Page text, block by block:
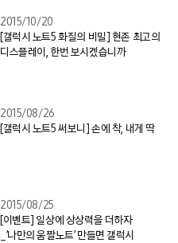
2015/10/20
[갤럭시 노트5 화질의 비밀] 현존 최고의
디스플레이, 한번 보시겠습니까
2015/08/26
[갤럭시 노트5 써보니] 손에 착, 내게 딱
2015/08/25
[이벤트] 일상에 상상력을 더하자
_’나만의 움짤노트’ 만들면 갤럭시